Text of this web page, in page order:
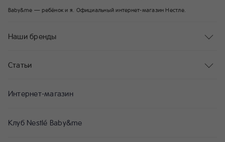
Baby&me — ребёнок и я. Официальный интернет-магазин Нестле.
Наши бренды
Статьи
Интернет-магазин
Клуб Nestlé Baby&me